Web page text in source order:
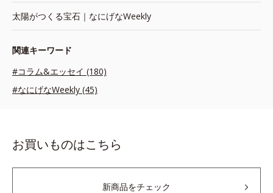
太陽がつくる宝石｜なにげなWeekly
関連キーワード
#コラム&エッセイ (180)
#なにげなWeekly (45)
お買いものはこちら
新商品をチェック